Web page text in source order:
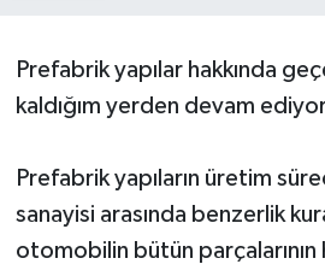
Prefabrik yapılar hakkında
kaldığım yerden devam
Prefabrik yapıların üretim
sanayisi arasında benzerlik
otomobilin bütün parçalarının